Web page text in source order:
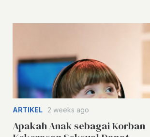
ARTIKEL 2 weeks ago
Apakah Anak sebagai Korban